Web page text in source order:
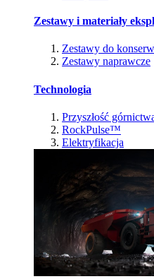
Zestawy i materiały
Zestawy do
Zestawy naprawcze
Technologia
Przyszłość
RockPulse™
Elektryfikacja